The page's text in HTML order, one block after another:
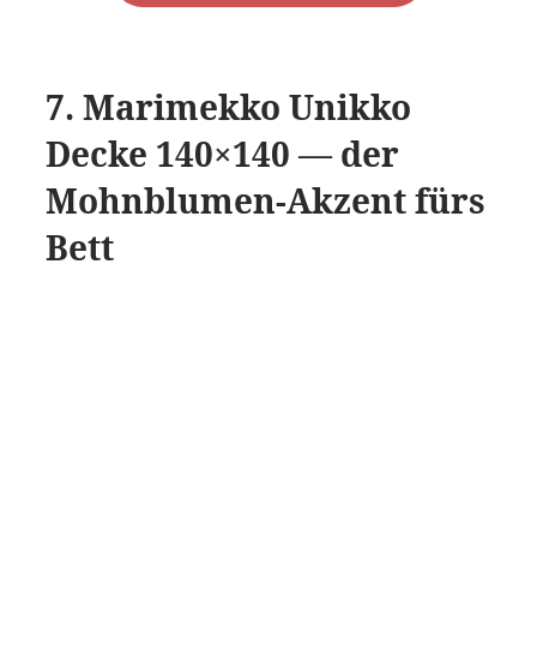
7. Marimekko Unikko
Decke 140×140 — der
Mohnblumen-Akzent fürs
Bett